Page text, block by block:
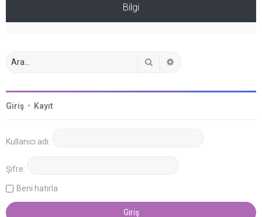
Bilgi
Giriş • Kayıt
Kullanıcı adı:
Şifre:
Beni hatırla